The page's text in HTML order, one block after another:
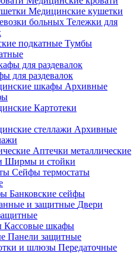
Медицинские кушетки
Тележки для
Тумбы
для раздевалок
Архивные
Картотеки
Архивные
Аптечки металлические
Ширмы и стойки
Сейфы термостаты
Банковские сейфы
Двери
Кассовые шкафы
Панели защитные
Передаточные